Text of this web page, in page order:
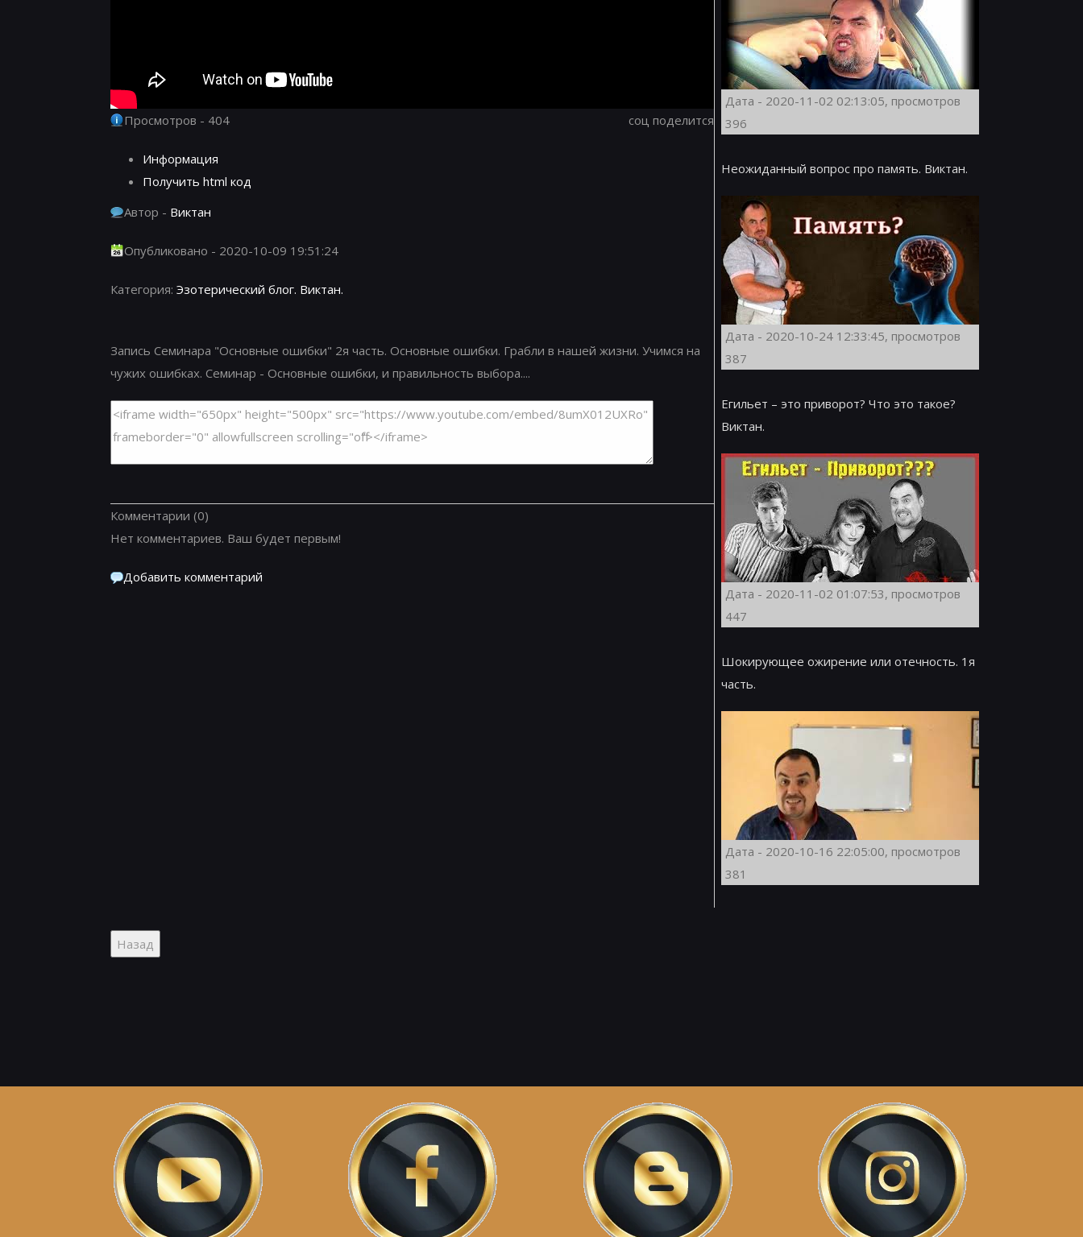
Просмотров - 404 соц поделится
Информация
Получить html код
Автор - Виктан
Опубликовано - 2020-10-09 19:51:24
Категория: Эзотерический блог. Виктан.
Запись Семинара "Основные ошибки" 2я часть. Основные ошибки. Грабли в нашей жизни. Учимся на
чужих ошибках. Семинар - Основные ошибки, и правильность выбора....
Комментарии (0)
Нет комментариев. Ваш будет первым!
Добавить комментарий
Дата - 2020-11-02 02:13:05, просмотров
396
Неожиданный вопрос про память. Виктан.
Дата - 2020-10-24 12:33:45, просмотров
387
Егильет – это приворот? Что это такое?
Виктан.
Дата - 2020-11-02 01:07:53, просмотров
447
Шокирующее ожирение или отечность. 1я
часть.
Дата - 2020-10-16 22:05:00, просмотров
381